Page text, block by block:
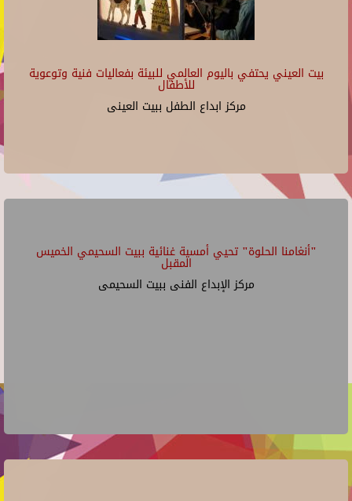
بيت العيني يحتفي باليوم العالمي للبيئة بفعاليات فنية وتوعوية
للأطفال
مركز ابداع الطفل ببيت العينى
"أنغامنا الحلوة" تحيي أمسية غنائية ببيت السحيمي الخميس
المقبل
مركز الإبداع الفنى ببيت السحيمى